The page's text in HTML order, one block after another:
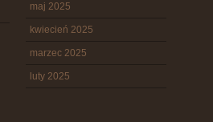
maj 2025
kwiecień 2025
marzec 2025
luty 2025